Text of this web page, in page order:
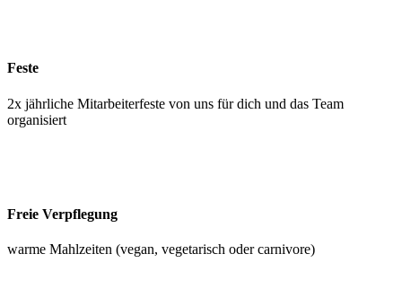
Feste
2x jährliche Mitarbeiterfeste von uns für dich und das Team
organisiert
Freie Verpflegung
warme Mahlzeiten (vegan, vegetarisch oder carnivore)